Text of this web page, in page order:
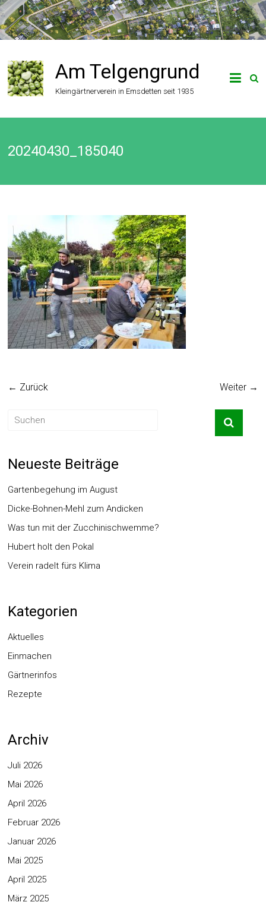
Zum
Inhalt
springen
Am Telgengrund
Kleingärtnerverein in Emsdetten seit 1935
20240430_185040
← Zurück Weiter →
Neueste Beiträge
Gartenbegehung im August
Dicke-Bohnen-Mehl zum Andicken
Was tun mit der Zucchinischwemme?
Hubert holt den Pokal
Verein radelt fürs Klima
Kategorien
Aktuelles
Einmachen
Gärtnerinfos
Rezepte
Archiv
Juli 2026
Mai 2026
April 2026
Februar 2026
Januar 2026
Mai 2025
April 2025
März 2025